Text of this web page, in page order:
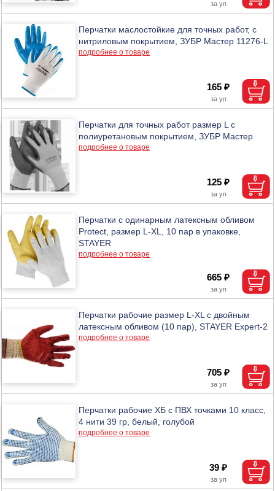
Перчатки маслостойкие для точных работ, с
нитриловым покрытием, ЗУБР Мастер 11276-L
подробнее о товаре
165 ₽
Перчатки для точных работ размер L с
полиуретановым покрытием, ЗУБР Мастер
подробнее о товаре
125 ₽
Перчатки с одинарным латексным обливом
Protect, размер L-XL, 10 пар в упаковке,
STAYER
подробнее о товаре
665 ₽
Перчатки рабочие размер L-XL с двойным
латексным обливом (10 пар), STAYER Expert-2
подробнее о товаре
705 ₽
Перчатки рабочие ХБ с ПВХ точками 10 класс,
4 нити 39 гр, белый, голубой
подробнее о товаре
39 ₽